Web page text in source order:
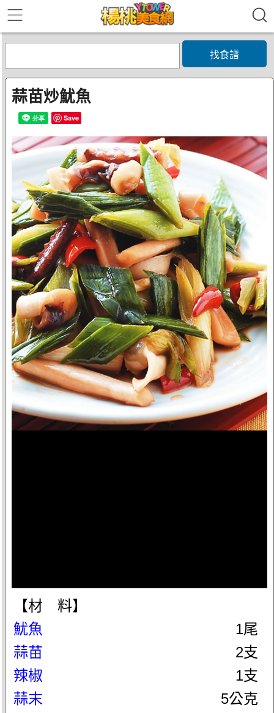
找食譜
蒜苗炒魷魚
Save
【材 料】
魷魚
1尾
蒜苗
2支
辣椒
1支
蒜末
5公克